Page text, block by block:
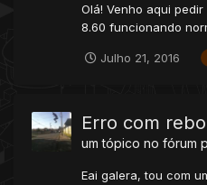
Olá! Venho aqui
8.60 funcionando
Julho 21, 2016
Erro com
um tópico no fórum
Eai galera, tou com